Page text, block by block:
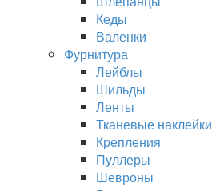
Кеды
Валенки
Фурнитура
Лейблы
Шильды
Ленты
Тканевые наклейки
Крепления
Пуллеры
Шевроны